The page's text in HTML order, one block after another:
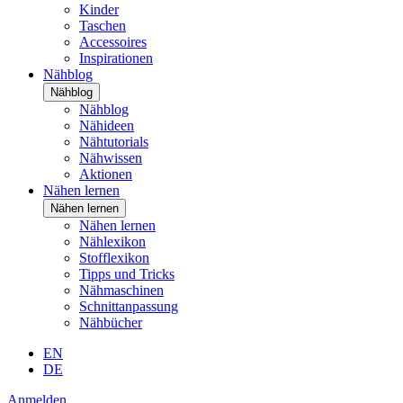
Kinder
Taschen
Accessoires
Inspirationen
Nähblog
Nähblog
Nähblog
Nähideen
Nähtutorials
Nähwissen
Aktionen
Nähen lernen
Nähen lernen
Nähen lernen
Nählexikon
Stofflexikon
Tipps und Tricks
Nähmaschinen
Schnittanpassung
Nähbücher
EN
DE
Anmelden